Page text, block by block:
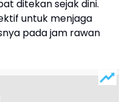
ditekan sejak dini.
untuk menjaga
pada jam rawan